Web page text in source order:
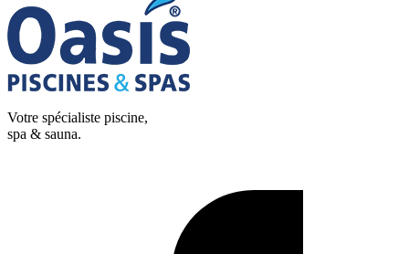
Votre spécialiste piscine,
spa & sauna.